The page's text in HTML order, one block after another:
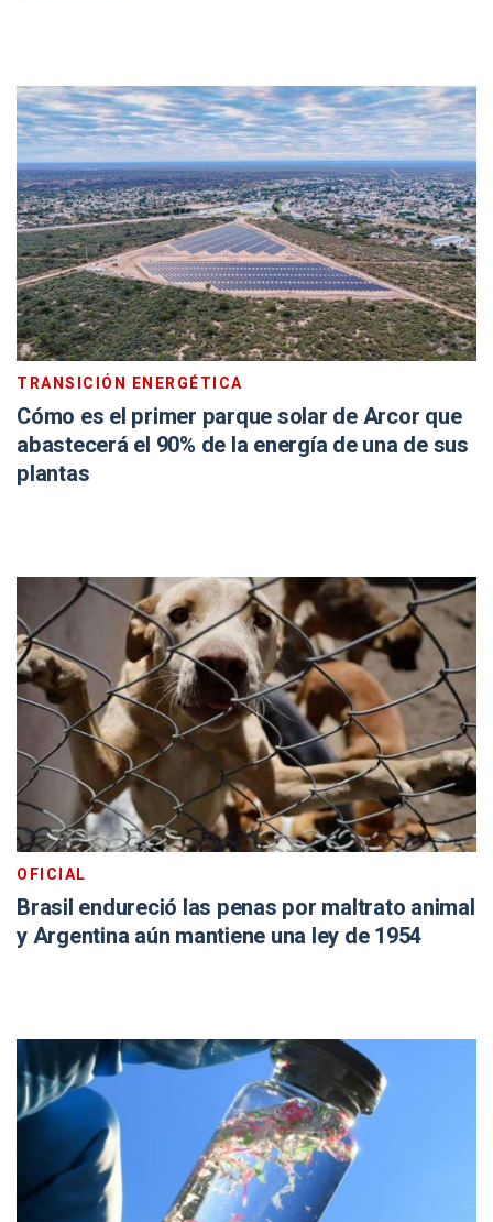
TRANSICIÓN ENERGÉTICA
Cómo es el primer parque solar de Arcor que
abastecerá el 90% de la energía de una de sus
plantas
OFICIAL
Brasil endureció las penas por maltrato animal
y Argentina aún mantiene una ley de 1954